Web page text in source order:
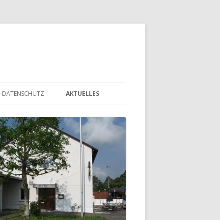
DATENSCHUTZ AKTUELLES